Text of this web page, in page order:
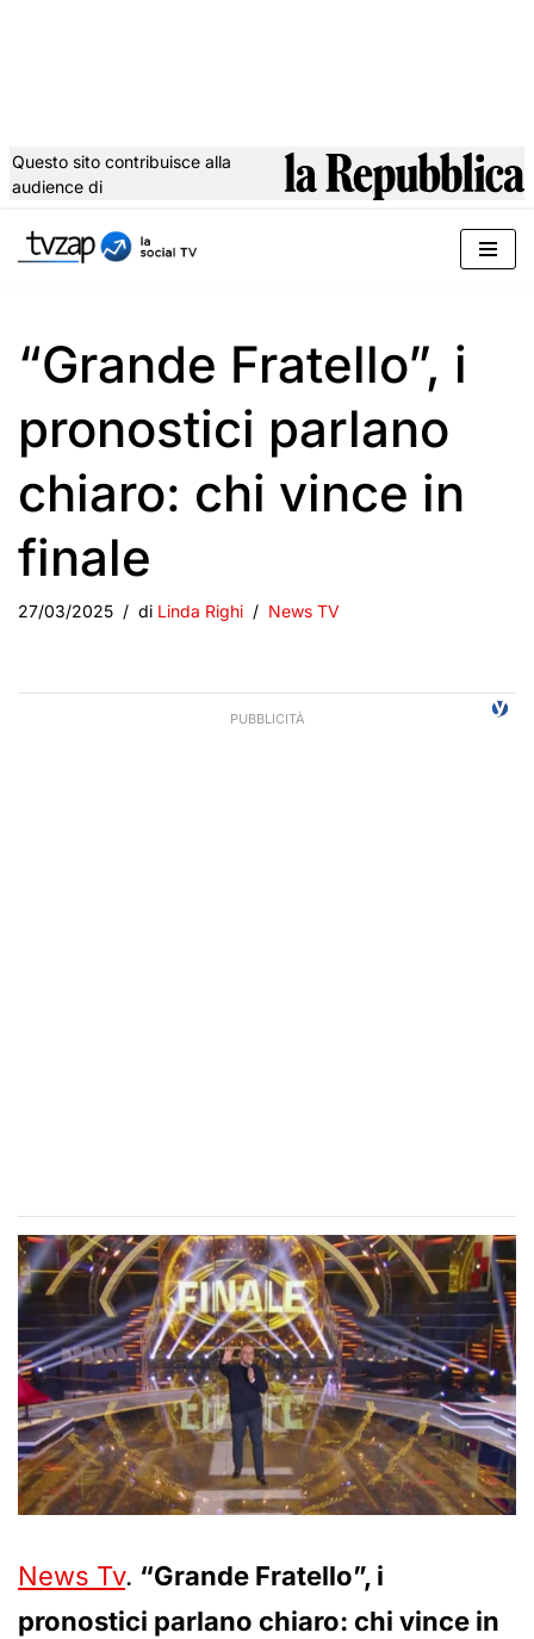
al
Questo sito contribuisce alla
audience di
“Grande Fratello”, i
pronostici parlano
chiaro: chi vince in
finale
27/03/2025 di Linda Righi News TV
News Tv. “Grande Fratello”, i
pronostici parlano chiaro: chi vince in